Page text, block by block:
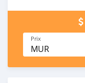
Prix
MUR